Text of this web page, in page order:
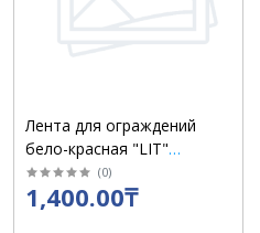
Лента для ограждений
бело-красная "LIT"
инструмент 70ммх200м
(0)
1,400.00₸